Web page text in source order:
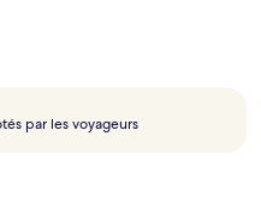
on trouve une piscine
pour enfants, l'idéal
voyageurs adorent le
publics se situent à une
est à 6 min et Station
par les voyageurs